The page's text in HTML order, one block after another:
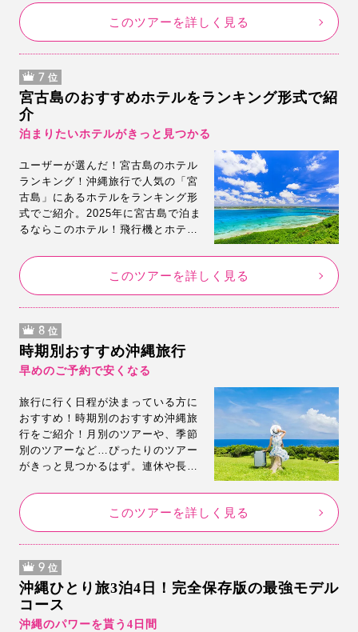
い。
このツアーを詳しく見る
7 位
宮古島のおすすめホテルをランキング形式で紹
介
泊まりたいホテルがきっと見つかる
ユーザーが選んだ！宮古島のホテル
ランキング！沖縄旅行で人気の「宮
古島」にあるホテルをランキング形
式でご紹介。2025年に宮古島で泊ま
るならこのホテル！飛行機とホテル
に悩んだら人気ランキングを参考に
してみてくださいね。このツアーを詳しく見る
8 位
時期別おすすめ沖縄旅行
早めのご予約で安くなる
旅行に行く日程が決まっている方に
おすすめ！時期別のおすすめ沖縄旅
行をご紹介！月別のツアーや、季節
別のツアーなど…ぴったりのツアー
がきっと見つかるはず。連休や長期
い！人気の日程のご予約はお早め
に…！
このツアーを詳しく見る
9 位
沖縄ひとり旅3泊4日！完全保存版の最強モデル
コース
沖縄のパワーを貰う4日間